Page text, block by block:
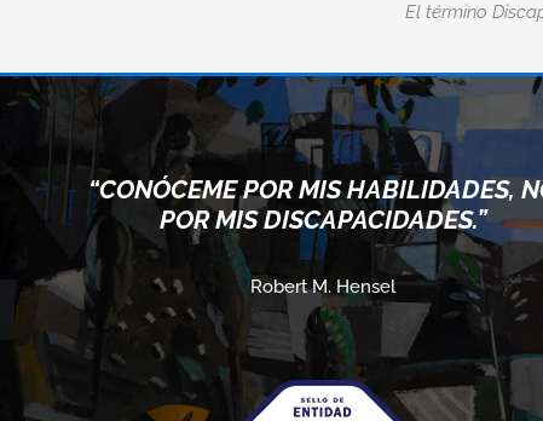
El término
“CONÓCEME POR MIS HABILIDADES,
POR MIS DISCAPACIDADES.”
Robert M. Hensel